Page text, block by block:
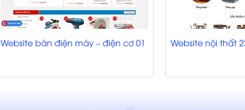
Website bán điện máy – điện cơ 01 Website nội thất